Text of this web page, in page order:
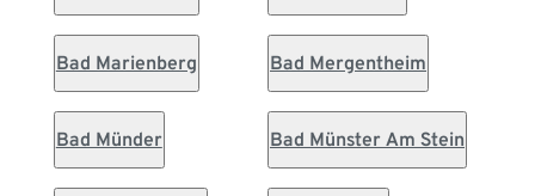
Bad Marienberg Bad Mergentheim
Bad Münder Bad Münster Am Stein